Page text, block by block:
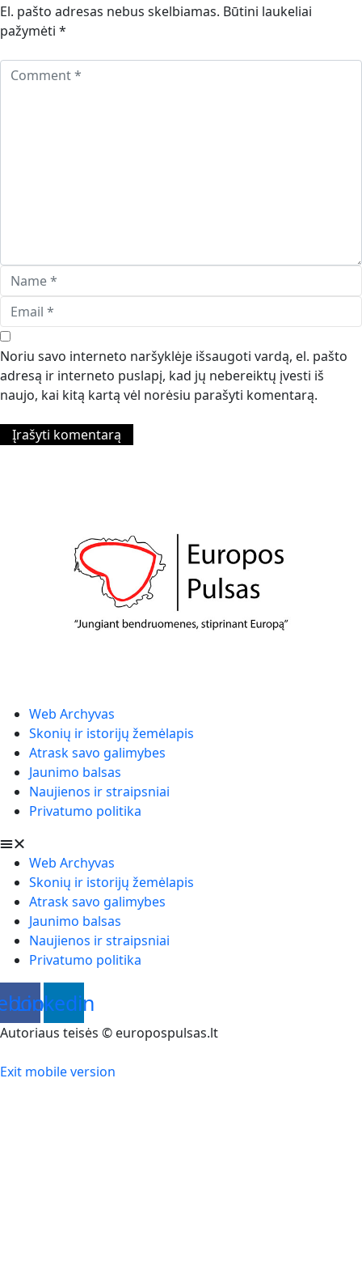
El. pašto adresas nebus skelbiamas. Būtini laukeliai
pažymėti *
Noriu savo interneto naršyklėje išsaugoti vardą, el. pašto
adresą ir interneto puslapį, kad jų nebereiktų įvesti iš
naujo, kai kitą kartą vėl norėsiu parašyti komentarą.
Web Archyvas
Skonių ir istorijų žemėlapis
Atrask savo galimybes
Jaunimo balsas
Naujienos ir straipsniai
Privatumo politika
Web Archyvas
Skonių ir istorijų žemėlapis
Atrask savo galimybes
Jaunimo balsas
Naujienos ir straipsniai
Privatumo politika
Linkedin
Autoriaus teisės © europospulsas.lt
Exit mobile version